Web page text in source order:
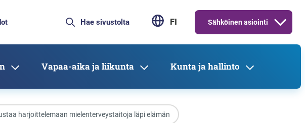
FI Sähköinen asiointi
Vapaa-aika ja liikunta Kunta ja hallinto
harjoittelemaan mielenterveystaitoja läpi elämän